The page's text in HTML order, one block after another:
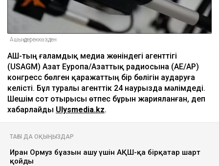
Ашық дереккөзден
АҚШ-тың ғаламдық медиа жөніндегі агенттігі
(USAGM) Азат Еуропа/Азаттық радиосына (АЕ/АР)
конгресс бөлген қаражаттың бір бөлігін аударуға
келісті. Бұл туралы агенттік 24 наурызда мәлімдеді.
Шешім сот отырысы өтпес бұрын жарияланған, деп
хабарлайды Ulysmedia.kz.
ТАҒЫ ДА ОҚЫҢЫЗДАР
Иран Ормуз бұғазын ашу үшін АҚШ-қа бірқатар шарт
қойды